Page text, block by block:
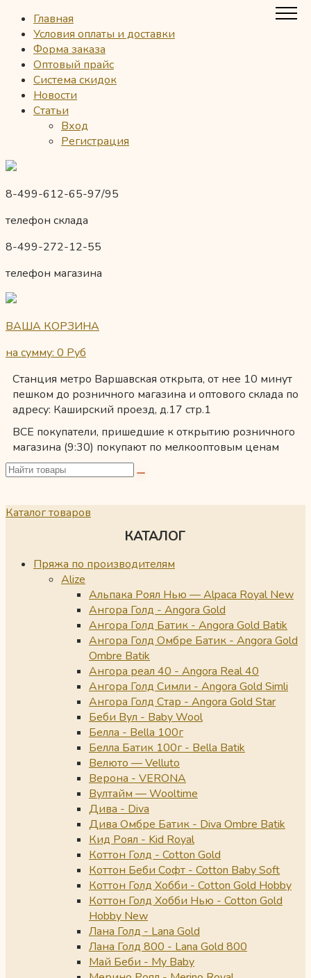
Главная
Условия оплаты и доставки
Форма заказа
Оптовый прайс
Система скидок
Новости
Статьи
Вход
Регистрация
8-499-612-65-97/95
телефон склада
8-499-272-12-55
телефон магазина
ВАША КОРЗИНА
на сумму: 0 Руб
Станция метро Варшавская открыта, от нее 10 минут
пешком до розничного магазина и оптового склада по
адресу: Каширский проезд, д.17 стр.1
ВСЕ покупатели, пришедшие к открытию розничного
магазина (9:30) покупают по мелкооптовым ценам
Каталог товаров
КАТАЛОГ
Пряжа по производителям
Alize
Альпака Роял Нью — Alpaca Royal New
Ангора Голд - Angora Gold
Ангора Голд Батик - Angora Gold Batik
Ангора Голд Омбре Батик - Angora Gold
Ombre Batik
Ангора реал 40 - Angora Real 40
Ангора Голд Симли - Angora Gold Simli
Ангора Голд Стар - Angora Gold Star
Беби Вул - Baby Wool
Белла - Bella 100г
Белла Батик 100г - Bella Batik
Велюто — Velluto
Верона - VERONA
Вултайм — Wooltime
Дива - Diva
Дива Омбре Батик - Diva Ombre Batik
Кид Роял - Kid Royal
Коттон Голд - Cotton Gold
Коттон Беби Софт - Cotton Baby Soft
Коттон Голд Хобби - Cotton Gold Hobby
Коттон Голд Хобби Нью - Cotton Gold
Hobby New
Лана Голд - Lana Gold
Лана Голд 800 - Lana Gold 800
Май Беби - My Baby